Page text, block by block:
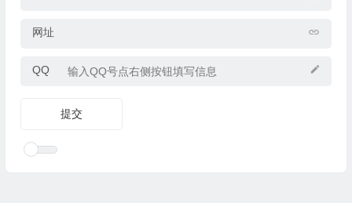
网址
QQ